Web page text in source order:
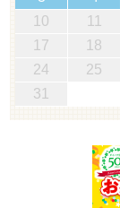
10
11
17
18
24
25
31